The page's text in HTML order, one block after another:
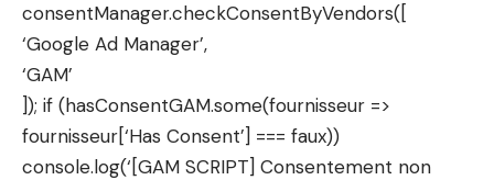
consentManager.checkConsentByVendors([
‘Google Ad Manager’,
‘GAM’
]); if (hasConsentGAM.some(fournisseur =>
fournisseur[‘Has Consent’] === faux))
console.log(‘[GAM SCRIPT] Consentement non